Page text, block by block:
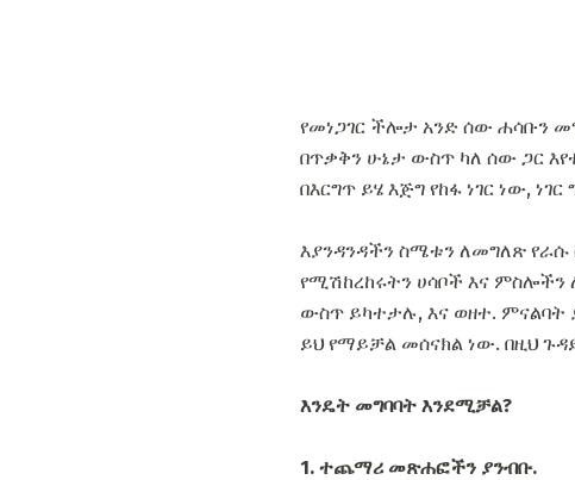
የመነጋገር ችሎታ አንድ ሰው ሐሳቡን
በጥቃቅን ሁኔታ ውስጥ ካለ ሰው ጋር
በእርግጥ ይሄ እጅግ የከፋ ነገር ነው,
እያንዳንዳችን ስሜቱን ለመግለጽ
የሚሽከረከሩትን ሀሳቦች እና ምስሎችን
ውስጥ ይካተታሉ, እና ወዘተ. ምናልባት
ይህ የማይቻል መሰናክል ነው. በዚህ
እንዴት መግባባት እንደሚቻል?
1. ተጨማሪ መጽሐፎችን ያንብቡ.